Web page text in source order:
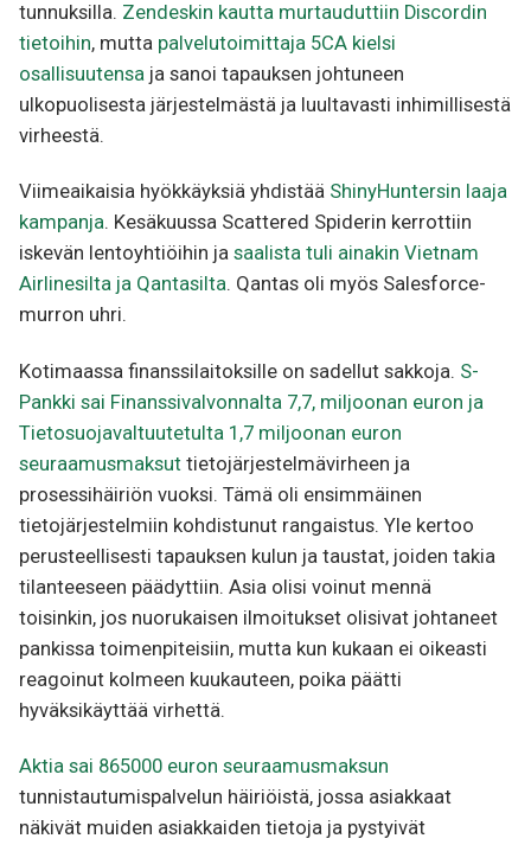
tunnuksilla. Zendeskin kautta murtauduttiin Discordin
tietoihin, mutta palvelutoimittaja 5CA kielsi
osallisuutensa ja sanoi tapauksen johtuneen
ulkopuolisesta järjestelmästä ja luultavasti inhimillisestä
virheestä.
Viimeaikaisia hyökkäyksiä yhdistää ShinyHuntersin laaja
kampanja. Kesäkuussa Scattered Spiderin kerrottiin
iskevän lentoyhtiöihin ja saalista tuli ainakin Vietnam
Airlinesilta ja Qantasilta. Qantas oli myös Salesforce-
murron uhri.
Kotimaassa finanssilaitoksille on sadellut sakkoja. S-
Pankki sai Finanssivalvonnalta 7,7, miljoonan euron ja
Tietosuojavaltuutetulta 1,7 miljoonan euron
seuraamusmaksut tietojärjestelmävirheen ja
prosessihäiriön vuoksi. Tämä oli ensimmäinen
tietojärjestelmiin kohdistunut rangaistus. Yle kertoo
perusteellisesti tapauksen kulun ja taustat, joiden takia
tilanteeseen päädyttiin. Asia olisi voinut mennä
toisinkin, jos nuorukaisen ilmoitukset olisivat johtaneet
pankissa toimenpiteisiin, mutta kun kukaan ei oikeasti
reagoinut kolmeen kuukauteen, poika päätti
hyväksikäyttää virhettä.
Aktia sai 865000 euron seuraamusmaksun
tunnistautumispalvelun häiriöistä, jossa asiakkaat
näkivät muiden asiakkaiden tietoja ja pystyivät